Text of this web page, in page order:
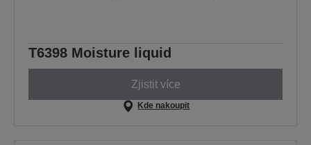
T6398 Moisture liquid
Zjistit více
Kde nakoupit